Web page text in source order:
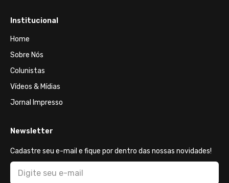
Institucional
Home
Sobre Nós
Colunistas
Vídeos & Mídias
Jornal Impresso
Newsletter
Cadastre seu e-mail e fique por dentro das nossas novidades!